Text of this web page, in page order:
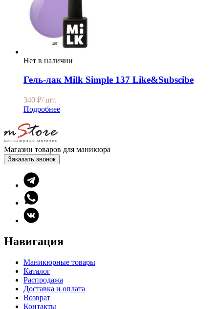
Нет в наличии
Гель-лак Milk Simple 137 Like&Subscibe
340 ₽/ шт.
Подробнее
Магазин товаров для маникюра
Заказать звонок
Навигация
Маникюрные товары
Каталог
Распродажа
Доставка и оплата
Возврат
Контакты